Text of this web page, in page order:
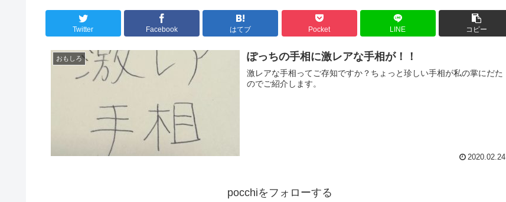
Twitter Facebook はてブ Pocket LINE コピー
おもしろ ぽっちの手相に激レアな手相が！！
激レアな手相ってご存知ですか？ちょっと珍しい手相が私の掌にだた
のでご紹介します。
2020.02.24
pocchiをフォローする